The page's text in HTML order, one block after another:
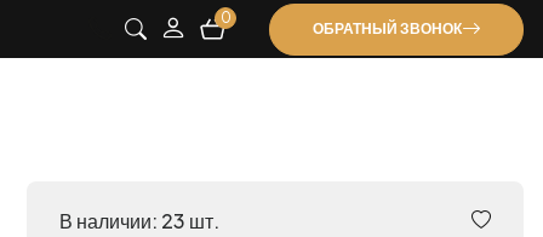
0
ОБРАТНЫЙ ЗВОНОК
В наличии: 23 шт.